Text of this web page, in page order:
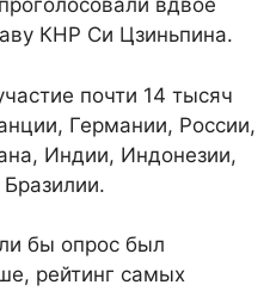
вдвое
КНР Си Цзиньпина.
почти 14 тысяч
Германии, России,
Индии, Индонезии,
бы опрос был
рейтинг самых